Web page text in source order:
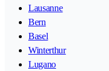
Lausanne
Bern
Basel
Winterthur
Lugano